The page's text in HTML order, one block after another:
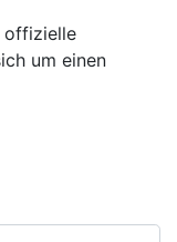
offizielle
um einen